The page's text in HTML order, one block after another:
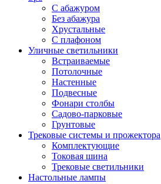
С абажуром
Без абажура
Хрустальные
С плафоном
Уличные светильники
Встраиваемые
Потолочные
Настенные
Подвесные
Фонари столбы
Садово-парковые
Грунтовые
Трековые системы и прожектора
Комплектующие
Токовая шина
Трековые светильники
Настольные лампы